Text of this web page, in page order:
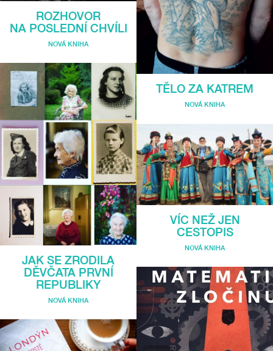
ROZHOVOR
NA POSLEDNÍ CHVÍLI
NOVÁ KNIHA
JAK SE ZRODILA
DĚVČATA PRVNÍ
REPUBLIKY
NOVÁ KNIHA
TĚLO ZA KATREM
NOVÁ KNIHA
VÍC NEŽ JEN
CESTOPIS
NOVÁ KNIHA